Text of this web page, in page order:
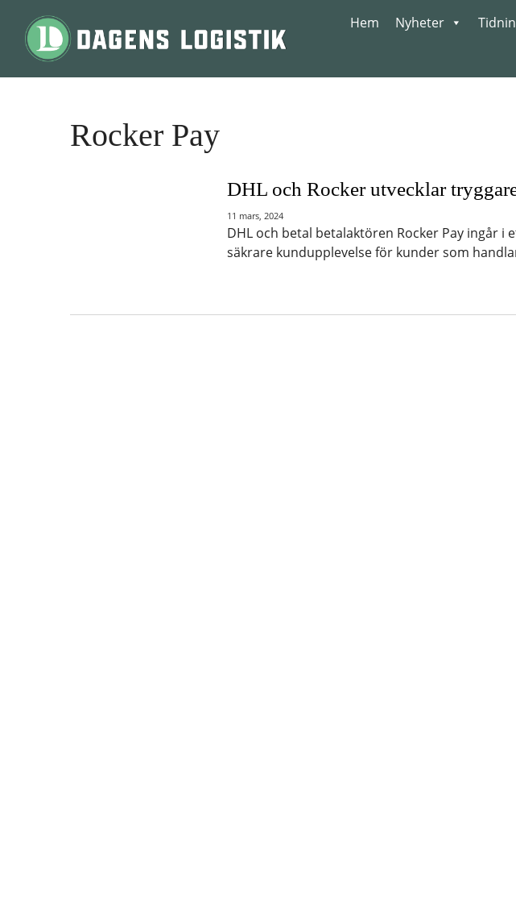
Hem Nyheter
Rocker Pay
DHL och Rocker utvecklar
11 mars, 2024
DHL och betal betalaktören Rocker Pay ingår i
säkrare kundupplevelse för kunder som